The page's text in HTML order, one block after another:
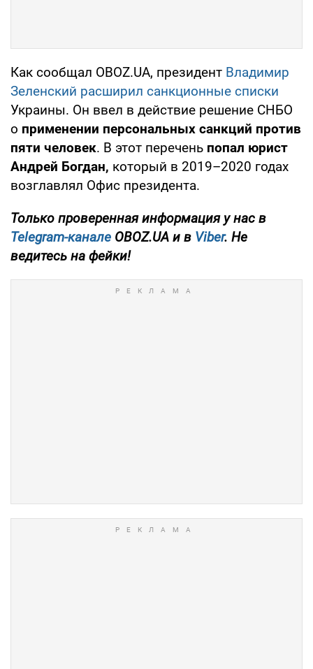
Как сообщал OBOZ.UA, президент Владимир
Зеленский расширил санкционные списки
Украины. Он ввел в действие решение СНБО
о применении персональных санкций против
пяти человек. В этот перечень попал юрист
Андрей Богдан, который в 2019–2020 годах
возглавлял Офис президента.
Только проверенная информация у нас в
Telegram-канале OBOZ.UA и в Viber. Не
ведитесь на фейки!